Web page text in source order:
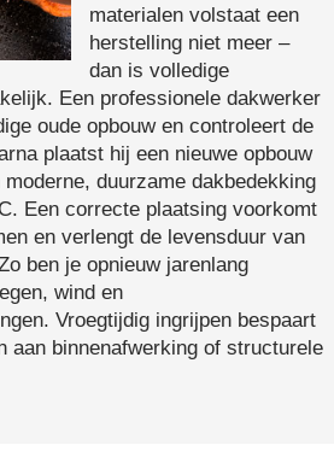
materialen volstaat een
herstelling niet meer –
dan is volledige
Een professionele dakwerker
oude opbouw en controleert de
plaatst hij een nieuwe opbouw
duurzame dakbedekking
Een correcte plaatsing voorkomt
en verlengt de levensduur van
ben je opnieuw jarenlang
wind en
Vroegtijdig ingrijpen bespaart
aan binnenafwerking of structurele